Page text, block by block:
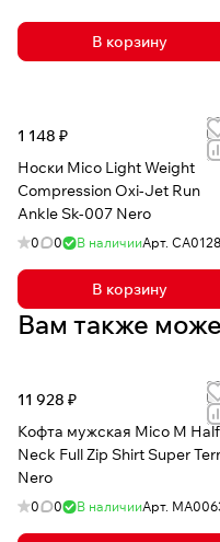
В корзину
1 148 ₽
Носки Mico Light Weight
Compression Oxi-Jet Run
Ankle Sk-007 Nero
0 0 В наличииАрт.
В корзину
Вам также
11 928 ₽
Кофта мужская Mico M Half
Neck Full Zip Shirt Super
Nero
0 0 В наличииАрт.